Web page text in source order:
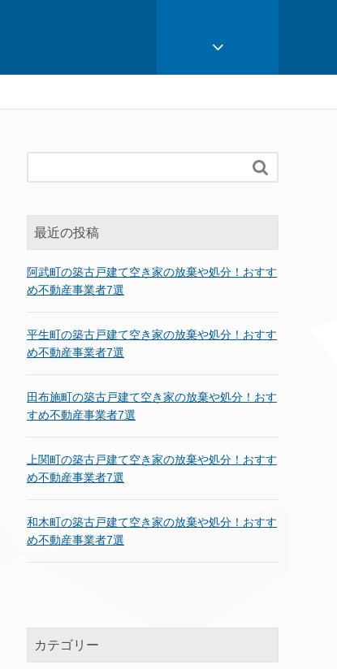

最近の投稿
阿武町の築古戸建て空き家の放棄や処分！おすす
め不動産事業者7選
平生町の築古戸建て空き家の放棄や処分！おすす
め不動産事業者7選
田布施町の築古戸建て空き家の放棄や処分！おす
すめ不動産事業者7選
上関町の築古戸建て空き家の放棄や処分！おすす
め不動産事業者7選
和木町の築古戸建て空き家の放棄や処分！おすす
め不動産事業者7選
カテゴリー